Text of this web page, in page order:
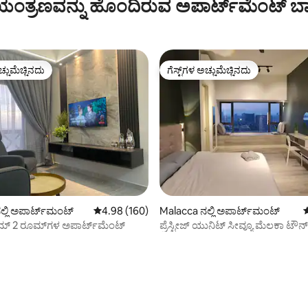
ಹೊಂದಿರುವ ಅಪಾರ್ಟ್‌ಮೆಂಟ್‌
ಅಪಾರ್ಟ್‌ಮಂಟ್ 5 ರಲ್ಲಿ 4.98 ಸರಾಸರಿ ರೇಟಿಂಗ್, 160 ವಿಮರ್ಶೆಗಳು
4.98 (160)
2 ರೂಮ್‌ಗಳ ಅಪಾರ್ಟ್‌ಮೆಂಟ್
ಗೆಸ್ಟ್‌ಗಳ ಅಚ್ಚುಮೆಚ್ಚಿನದು
ಗೆಸ್ಟ್‌ಗಳ ಅಚ್ಚುಮೆಚ್ಚಿನದು
Malacca ನಲ್ಲಿ ಅಪಾರ್ಟ್‌ಮಂಟ್
ಪ್ರೆಸ್ಟೀಜ್ ಯುನಿಟ್ ಸೀವ್ಯೂ ಮೆಲಕಾ ಟೌನ್